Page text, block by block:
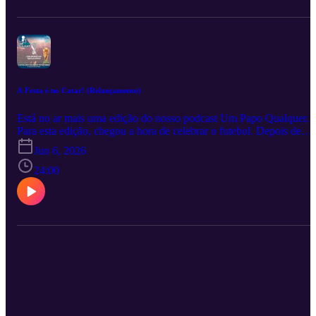
– mp3@128 kbps; publicado originalmente em 04/12/2022 e
republicado em 06/06/2026 Participação: Ricardo Marques, Michel
Vieira e Luiz Felipe Pereira Edição e Pós-Produção: Ricardo
A Festa é no Catar! (Relançamento)
Está no ar mais uma edição do nosso podcast Um Papo Qualquer.
Para esta edição, chegou a hora de celebrar o futebol. Depois de
mais de 4 anos de espera está na hora de começar a Copa do
FIFA de 2022. E a festa é no Catar, um pequeno país do Oriente
Médio, com muito dinheiro para organizar o evento, mas com
pouquíssima tradição no esporte bretão. No episódio contamos um
pouco de como será nossa cobertura da copa e também das
principais informações para que você possa curtir o evento.
Jun 6, 2026
24:00